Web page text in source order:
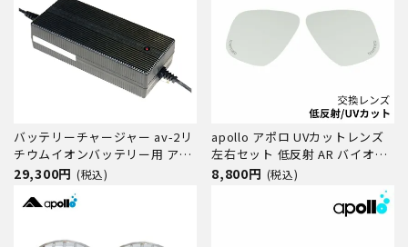
バッテリーチャージャー av-2リ
チウムイオンバッテリー用 アポ
ロ apollo 水中スクーター av-2
用 充電器
29,300円 (税込)
apollo アポロ UVカットレンズ
左右セット 低反射 AR バイオメ
タルマスクシリーズ
8,800円 (税込)